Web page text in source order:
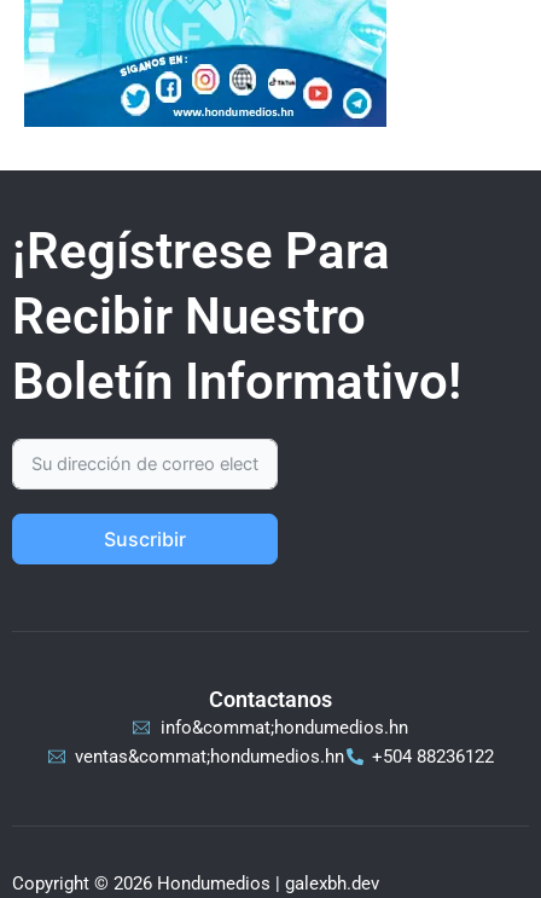
¡Regístrese Para
Recibir Nuestro
Boletín Informativo!
Suscribir
Contactanos
info&commat;hondumedios.hn
ventas&commat;hondumedios.hn
+504 88236122
Copyright © 2026 Hondumedios | galexbh.dev